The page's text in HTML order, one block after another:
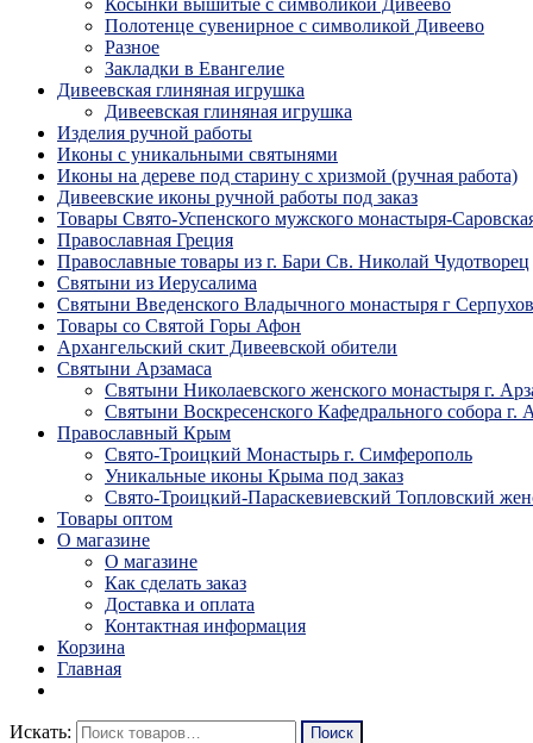
Полотенце сувенирное с символикой Дивеево
Разное
Закладки в Евангелие
Дивеевская глиняная игрушка
Дивеевская глиняная игрушка
Изделия ручной работы
Иконы с уникальными святынями
Иконы на дереве под старину с хризмой (ручная работа)
Дивеевские иконы ручной работы под заказ
Товары Свято-Успенского мужского монастыря-
Православная Греция
Православные товары из г. Бари Св. Николай Чудотворец
Святыни из Иерусалима
Святыни Введенского Владычного монастыря г Серпухов
Товары со Святой Горы Афон
Архангельский скит Дивеевской обители
Святыни Арзамаса
Святыни Николаевского женского монастыря г.
Святыни Воскресенского Кафедрального собора г.
Православный Крым
Свято-Троицкий Монастырь г. Симферополь
Уникальные иконы Крыма под заказ
Свято-Троицкий-Параскевиевский Топловский
Товары оптом
О магазине
О магазине
Как сделать заказ
Доставка и оплата
Контактная информация
Корзина
Главная
Искать: